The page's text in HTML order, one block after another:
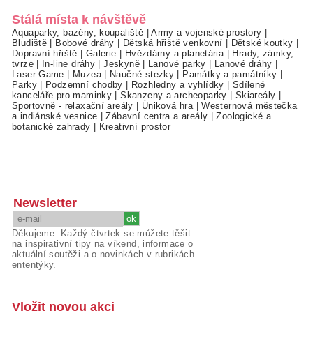
Stálá místa k návštěvě
Aquaparky, bazény, koupaliště |Army a vojenské prostory
Bludiště
Bobové dráhy Dětská hřiště venkovní Dětské koutky
Dopravní hřiště
Galerie Hvězdárny a planetária|
Hrady, zámky,
tvrze| In-line dráhy |Jeskyně| Lanové parky Lanové dráhy
Laser Game
Muzea| Naučné stezky Památky a památníky
Parky| Podzemní chodby Rozhledny a vyhlídky
Sdílené
kanceláře pro maminky |Skanzeny a archeoparky Skiareály
Sportovně - relaxační areály
Úniková hra|Westernová městečka
a indiánské vesnice |Zábavní centra a areály |Zoologické a
botanické zahrady
Kreativní prostor
Newsletter
Děkujeme. Každý čtvrtek se můžete těšit
na inspirativní tipy na víkend, informace o
aktuální soutěži a o novinkách v rubrikách
ententýky.
Vložit novou akci